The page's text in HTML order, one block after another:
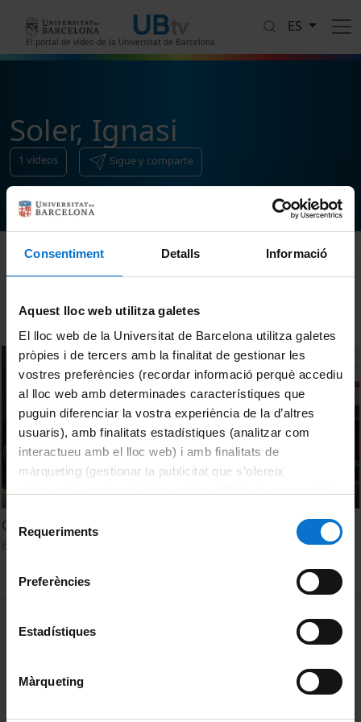
Consentiment Detalls Informació
Aquest lloc web utilitza galetes
El lloc web de la Universitat de Barcelona utilitza galetes
pròpies i de tercers amb la finalitat de gestionar les
vostres preferències (recordar informació perquè accediu
al lloc web amb determinades característiques que
puguin diferenciar la vostra experiència de la d’altres
usuaris), amb finalitats estadístiques (analitzar com
interactueu amb el lloc web) i amb finalitats de
màrqueting (gestionar la publicitat que s’ofereix
consultar laPolítica de galetes del lloc web de la
de Requeriments
Preferències
Estadístiques
Màrqueting
El portal de vídeo de la Universitat de Barcelona
ES
Soler, Ignasi
1 vídeos Sigue y comparte
Ordenar
Gestió d'Equips en les Organitzacions
MENÚ PEU 1
Política de Cookies
Privacidad y términos